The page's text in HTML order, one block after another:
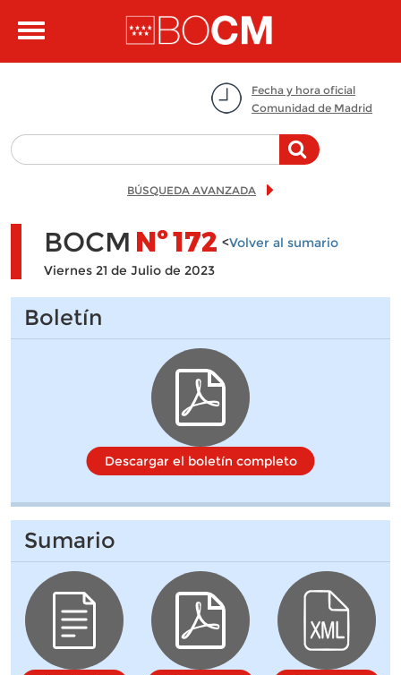
Toggle
Fecha y hora oficial
Comunidad de Madrid
BÚSQUEDA AVANZADA
BOCM Nº172 <Volver al sumario
Viernes 21 de Julio de 2023
Boletín
Descargar el boletín completo
Sumario